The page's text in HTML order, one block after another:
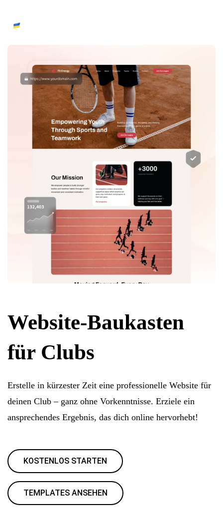
Website-Baukasten
für Clubs
Erstelle in kürzester Zeit eine professionelle Website für
deinen Club – ganz ohne Vorkenntnisse. Erziele ein
ansprechendes Ergebnis, das dich online hervorhebt!
KOSTENLOS STARTEN
TEMPLATES ANSEHEN